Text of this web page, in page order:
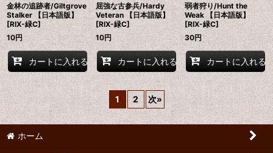
金林の追跡者/Giltgrove
Stalker 【日本語版】
[RIX-緑C]
10円
カートに入れる
屈強な古参兵/Hardy
Veteran 【日本語版】
[RIX-緑C]
10円
カートに入れる
弱者狩り/Hunt the
Weak 【日本語版】
[RIX-緑C]
30円
カートに入れる
1 2 次»
ホーム